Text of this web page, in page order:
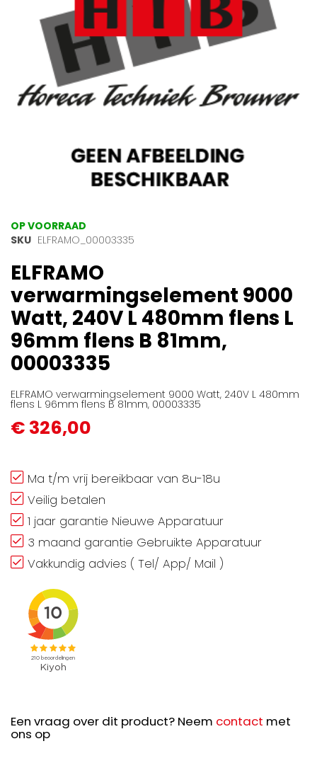
afbeeldingen-
gallerij
Ga
naar
begin
van
de
afbeeldingen-
gallerij
OP VOORRAAD
SKU ELFRAMO_00003335
ELFRAMO
verwarmingselement 9000
Watt, 240V L 480mm flens L
96mm flens B 81mm,
00003335
ELFRAMO verwarmingselement 9000 Watt, 240V L 480mm
flens L 96mm flens B 81mm, 00003335
€ 326,00
Ma t/m vrij bereikbaar van 8u-18u
Veilig betalen
1 jaar garantie Nieuwe Apparatuur
3 maand garantie Gebruikte Apparatuur
Vakkundig advies ( Tel/ App/ Mail )
Een vraag over dit product? Neem contact met
ons op